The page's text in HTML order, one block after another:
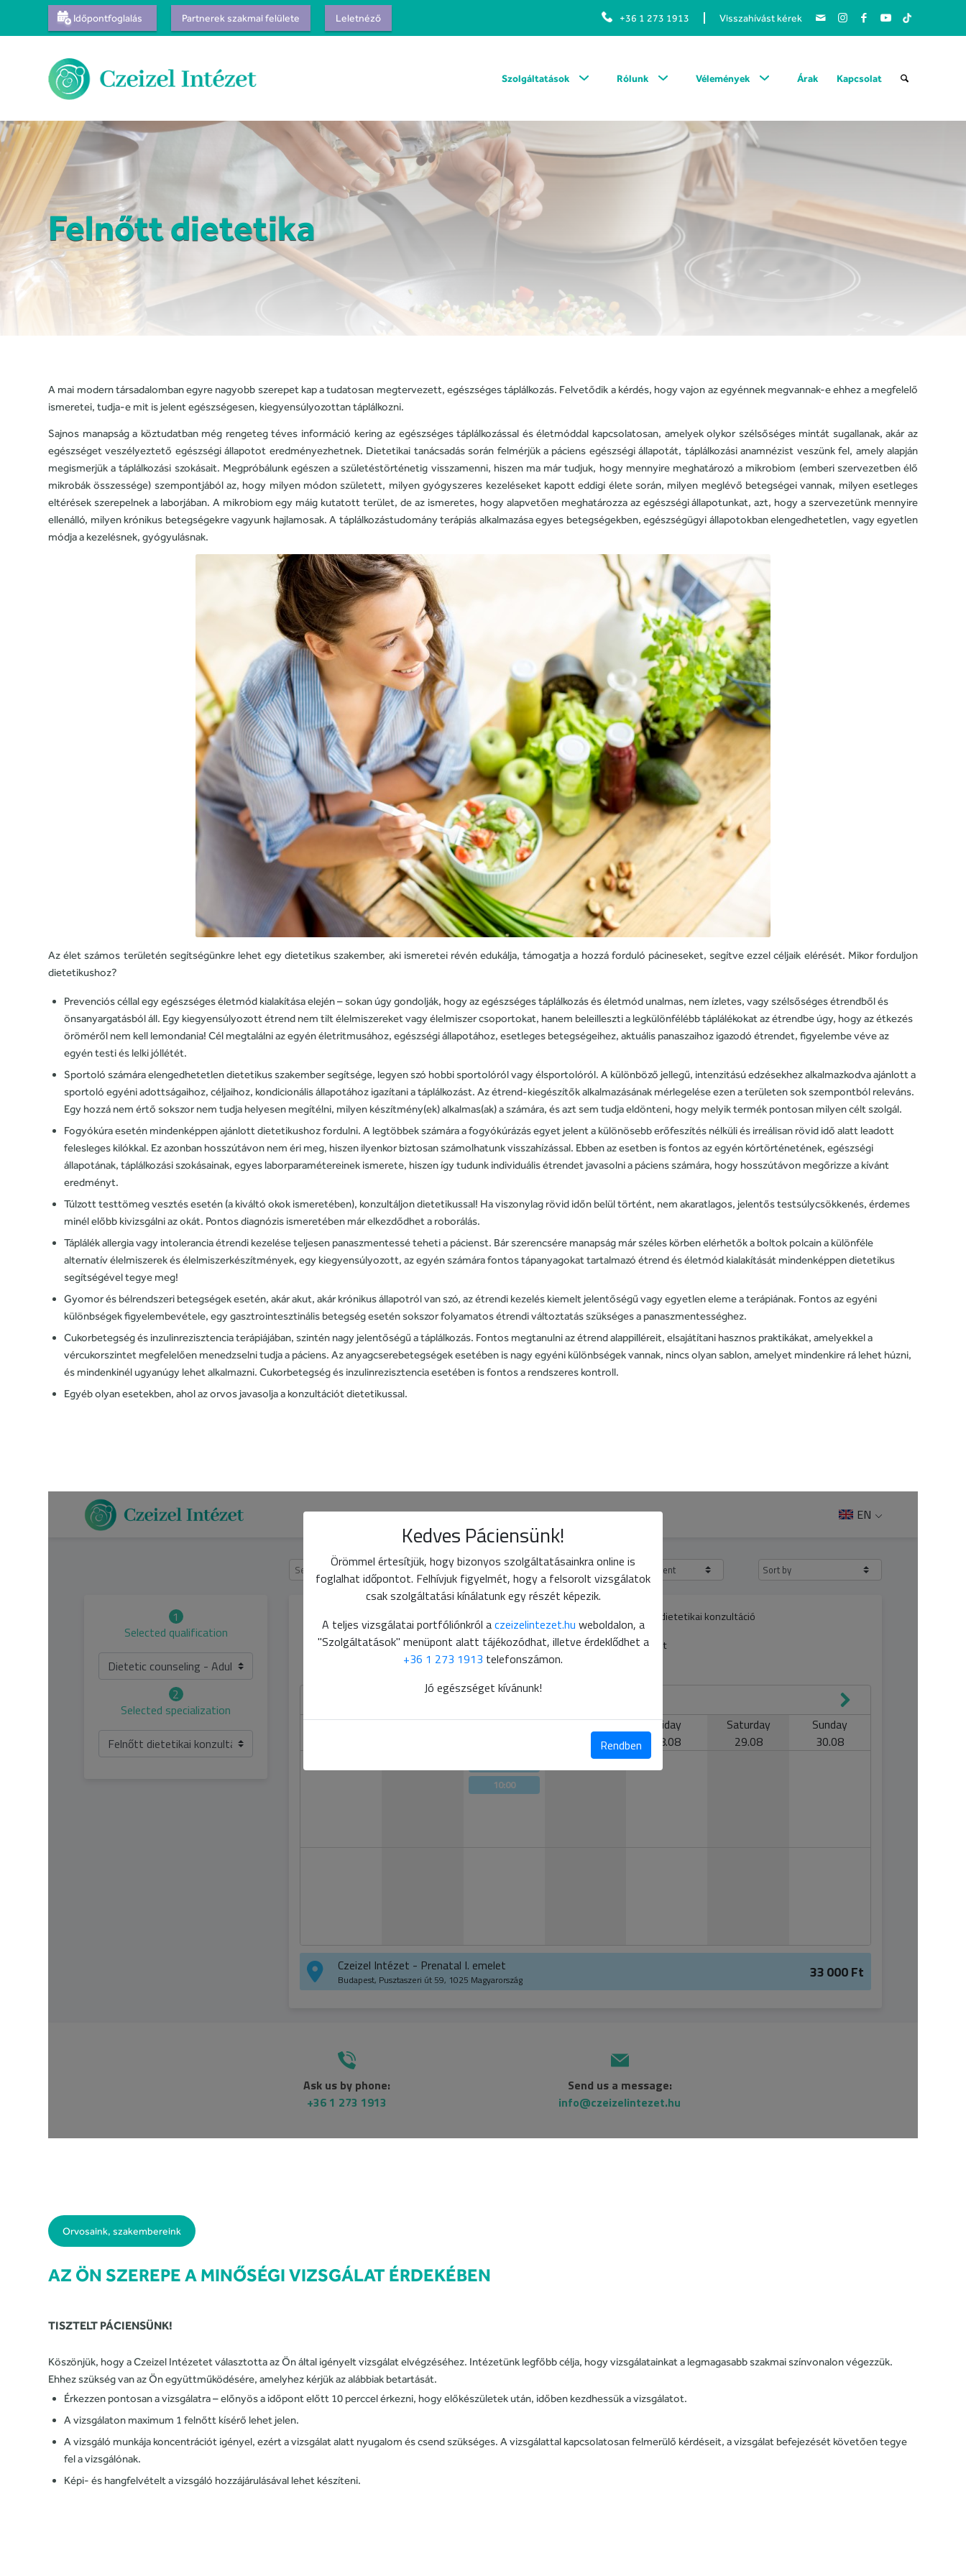
Időpontfoglalás Partnerek szakmai felülete Leletnéző +36 1 273 1913 Visszahívást kérek
Szolgáltatások Rólunk Vélemények Árak Kapcsolat
Felnőtt dietetika
A mai modern társadalomban egyre nagyobb szerepet kap a tudatosan megtervezett, egészséges táplálkozás. Felvetődik a kérdés, hogy vajon az egyénnek megvannak-e ehhez a megfelelő
ismeretei, tudja-e mit is jelent egészségesen, kiegyensúlyozottan táplálkozni.
Sajnos manapság a köztudatban még rengeteg téves információ kering az egészséges táplálkozással és életmóddal kapcsolatosan, amelyek olykor szélsőséges mintát sugallanak, akár az
egészséget veszélyeztető egészségi állapotot eredményezhetnek. Dietetikai tanácsadás során felmérjük a páciens egészségi állapotát, táplálkozási anamnézist veszünk fel, amely alapján
megismerjük a táplálkozási szokásait. Megpróbálunk egészen a születéstörténetig visszamenni, hiszen ma már tudjuk, hogy mennyire meghatározó a mikrobiom (emberi szervezetben élő
mikrobák összessége) szempontjából az, hogy milyen módon született, milyen gyógyszeres kezeléseket kapott eddigi élete során, milyen meglévő betegségei vannak, milyen esetleges
eltérések szerepelnek a laborjában. A mikrobiom egy máig kutatott terület, de az ismeretes, hogy alapvetően meghatározza az egészségi állapotunkat, azt, hogy a szervezetünk mennyire
ellenálló, milyen krónikus betegségekre vagyunk hajlamosak. A táplálkozástudomány terápiás alkalmazása egyes betegségekben, egészségügyi állapotokban elengedhetetlen, vagy egyetlen
módja a kezelésnek, gyógyulásnak.
Az élet számos területén segítségünkre lehet egy dietetikus szakember, aki ismeretei révén edukálja, támogatja a hozzá forduló pácineseket, segítve ezzel céljaik elérését. Mikor forduljon
dietetikushoz?
Prevenciós céllal egy egészséges életmód kialakítása elején – sokan úgy gondolják, hogy az egészséges táplálkozás és életmód unalmas, nem ízletes, vagy szélsőséges étrendből és
önsanyargatásból áll. Egy kiegyensúlyozott étrend nem tilt élelmiszereket vagy élelmiszer csoportokat, hanem beleilleszti a legkülönfélébb táplálékokat az étrendbe úgy, hogy az étkezés
öröméről nem kell lemondania! Cél megtalálni az egyén életritmusához, egészségi állapotához, esetleges betegségeihez, aktuális panaszaihoz igazodó étrendet, figyelembe véve az
egyén testi és lelki jóllétét.
Sportoló számára elengedhetetlen dietetikus szakember segítsége, legyen szó hobbi sportolóról vagy élsportolóról. A különböző jellegű, intenzitású edzésekhez alkalmazkodva ajánlott a
sportoló egyéni adottságaihoz, céljaihoz, kondicionális állapotához igazítani a táplálkozást. Az étrend-kiegészítők alkalmazásának mérlegelése ezen a területen sok szempontból releváns.
Egy hozzá nem értő sokszor nem tudja helyesen megítélni, milyen készítmény(ek) alkalmas(ak) a számára, és azt sem tudja eldönteni, hogy melyik termék pontosan milyen célt szolgál.
Fogyókúra esetén mindenképpen ajánlott dietetikushoz fordulni. A legtöbbek számára a fogyókúrázás egyet jelent a különösebb erőfeszítés nélküli és irreálisan rövid idő alatt leadott
felesleges kilókkal. Ez azonban hosszútávon nem éri meg, hiszen ilyenkor biztosan számolhatunk visszahízással. Ebben az esetben is fontos az egyén kórtörténetének, egészségi
állapotának, táplálkozási szokásainak, egyes laborparamétereinek ismerete, hiszen így tudunk individuális étrendet javasolni a páciens számára, hogy hosszútávon megőrizze a kívánt
eredményt.
Túlzott testtömeg vesztés esetén (a kiváltó okok ismeretében), konzultáljon dietetikussal! Ha viszonylag rövid időn belül történt, nem akaratlagos, jelentős testsúlycsökkenés, érdemes
minél előbb kivizsgálni az okát. Pontos diagnózis ismeretében már elkezdődhet a roborálás.
Táplálék allergia vagy intolerancia étrendi kezelése teljesen panaszmentessé teheti a pácienst. Bár szerencsére manapság már széles körben elérhetők a boltok polcain a különféle
alternatív élelmiszerek és élelmiszerkészítmények, egy kiegyensúlyozott, az egyén számára fontos tápanyagokat tartalmazó étrend és életmód kialakítását mindenképpen dietetikus
segítségével tegye meg!
Gyomor és bélrendszeri betegségek esetén, akár akut, akár krónikus állapotról van szó, az étrendi kezelés kiemelt jelentőségű vagy egyetlen eleme a terápiának. Fontos az egyéni
különbségek figyelembevétele, egy gasztrointesztinális betegség esetén sokszor folyamatos étrendi változtatás szükséges a panaszmentességhez.
Cukorbetegség és inzulinrezisztencia terápiájában, szintén nagy jelentőségű a táplálkozás. Fontos megtanulni az étrend alappilléreit, elsajátítani hasznos praktikákat, amelyekkel a
vércukorszintet megfelelően menedzselni tudja a páciens. Az anyagcserebetegségek esetében is nagy egyéni különbségek vannak, nincs olyan sablon, amelyet mindenkire rá lehet húzni,
és mindenkinél ugyanúgy lehet alkalmazni. Cukorbetegség és inzulinrezisztencia esetében is fontos a rendszeres kontroll.
Egyéb olyan esetekben, ahol az orvos javasolja a konzultációt dietetikussal.
Orvosaink, szakembereink
AZ ÖN SZEREPE A MINŐSÉGI VIZSGÁLAT ÉRDEKÉBEN
TISZTELT PÁCIENSÜNK!
Köszönjük, hogy a Czeizel Intézetet választotta az Ön által igényelt vizsgálat elvégzéséhez. Intézetünk legfőbb célja, hogy vizsgálatainkat a legmagasabb szakmai színvonalon végezzük.
Ehhez szükség van az Ön együttműködésére, amelyhez kérjük az alábbiak betartását.
Érkezzen pontosan a vizsgálatra – előnyös a időpont előtt 10 perccel érkezni, hogy előkészületek után, időben kezdhessük a vizsgálatot.
A vizsgálaton maximum 1 felnőtt kísérő lehet jelen.
A vizsgáló munkája koncentrációt igényel, ezért a vizsgálat alatt nyugalom és csend szükséges. A vizsgálattal kapcsolatosan felmerülő kérdéseit, a vizsgálat befejezését követően tegye
fel a vizsgálónak.
Képi- és hangfelvételt a vizsgáló hozzájárulásával lehet készíteni.